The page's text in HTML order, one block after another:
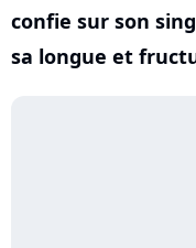
confie sur son
sa longue et